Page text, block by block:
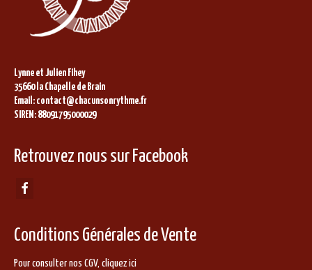
Lynne et Julien Fihey
35660 la Chapelle de Brain
Email: contact@chacunsonrythme.fr
SIREN: 88091795000029
Retrouvez nous sur Facebook
Conditions Générales de Vente
Pour consulter nos CGV, cliquez ici